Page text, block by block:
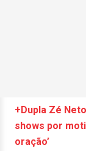
+Dupla Zé
shows por
oração’